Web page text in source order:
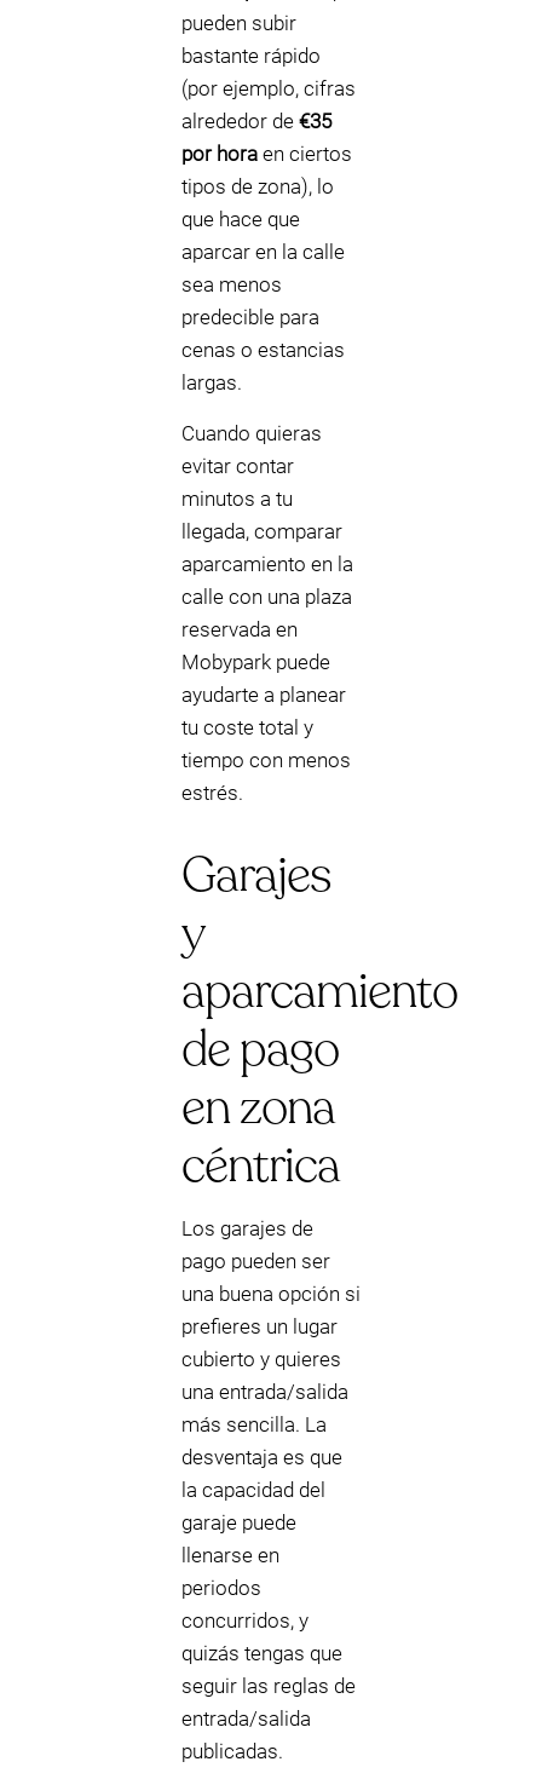
pueden subir
bastante rápido
(por ejemplo, cifras
alrededor de €35
por hora en ciertos
tipos de zona), lo
que hace que
aparcar en la calle
sea menos
predecible para
cenas o estancias
largas.
Cuando quieras
evitar contar
minutos a tu
llegada, comparar
aparcamiento en la
calle con una plaza
reservada en
Mobypark puede
ayudarte a planear
tu coste total y
tiempo con menos
estrés.
Garajes
y
aparcamiento
de pago
en zona
céntrica
Los garajes de
pago pueden ser
una buena opción si
prefieres un lugar
cubierto y quieres
una entrada/salida
más sencilla. La
desventaja es que
la capacidad del
garaje puede
llenarse en
periodos
concurridos, y
quizás tengas que
seguir las reglas de
entrada/salida
publicadas.